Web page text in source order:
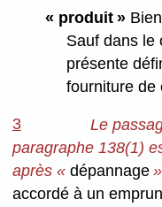
« produit »
Sauf dans le
présente
fourniture de
3
Le
paragraphe 138(1)
après « dépannage
accordé à un